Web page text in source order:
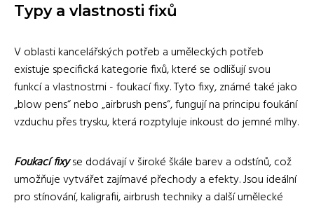
Typy a vlastnosti fixů
V oblasti kancelářských potřeb a uměleckých potřeb
existuje specifická kategorie fixů, které se odlišují svou
funkcí a vlastnostmi - foukací fixy. Tyto fixy, známé také jako
„blow pens“ nebo „airbrush pens“, fungují na principu foukání
vzduchu přes trysku, která rozptyluje inkoust do jemné mlhy.
Foukací fixyse dodávají v široké škále barev a odstínů, což
umožňuje vytvářet zajímavé přechody a efekty. Jsou ideální
pro stínování, kaligrafii, airbrush techniky a další umělecké